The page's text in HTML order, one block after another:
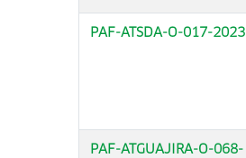
PAF-ATSDA-O-017-2023
PAF-ATGUAJIRA-O-068-